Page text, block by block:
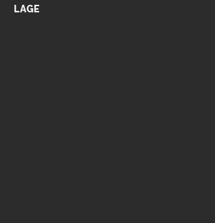
LAGE